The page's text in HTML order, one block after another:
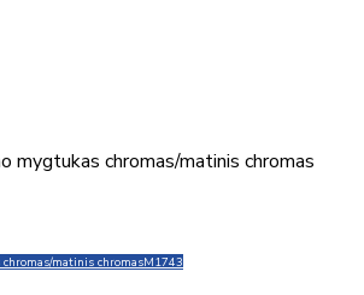
chromas/matinis chromas
matinis chromasM1743